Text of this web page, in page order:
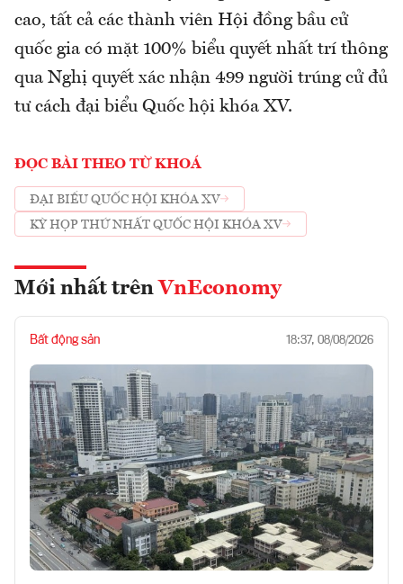
cao, tất cả các thành viên Hội đồng bầu cử
quốc gia có mặt 100% biểu quyết nhất trí thông
qua Nghị quyết xác nhận 499 người trúng cử đủ
tư cách đại biểu Quốc hội khóa XV.
ĐỌC BÀI THEO TỪ KHOÁ
ĐẠI BIỂU QUỐC HỘI KHÓA XV
KỲ HỌP THỨ NHẤT QUỐC HỘI KHÓA XV
Mới nhất trên VnEconomy
Bất động sản 18:37, 08/08/2026